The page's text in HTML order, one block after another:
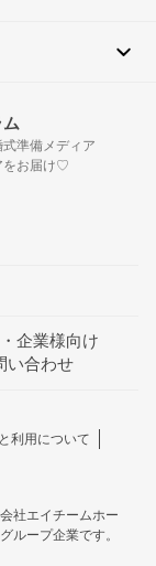
準備メディア
をお届け♡
企業様向け
い合わせ
利用について
社エイチームホー
ループ企業です。